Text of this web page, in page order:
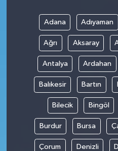
Adana Adıyaman
Ağrı Aksaray
Antalya Ardahan
Balıkesir Bartın
Bilecik Bingöl
Burdur Bursa
Çorum Denizli